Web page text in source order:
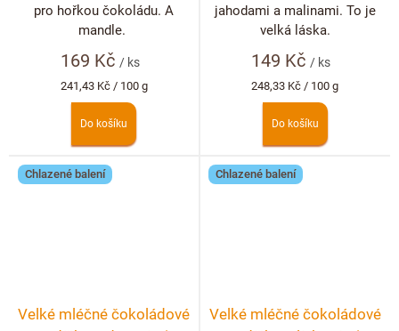
169 Kč / ks
Měrná
cena:
241,43 Kč / 100 g
Do košíku
pro hořkou čokoládu. A
mandle.
149 Kč / ks
Měrná
cena:
248,33 Kč / 100 g
Do košíku
jahodami a malinami. To je
velká láska.
Chlazené balení
Velké mléčné čokoládové
Chlazené balení
Velké mléčné čokoládové